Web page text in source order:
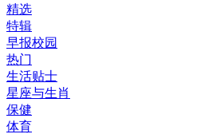
精选
特辑
早报校园
热门
生活贴士
星座与生肖
保健
体育